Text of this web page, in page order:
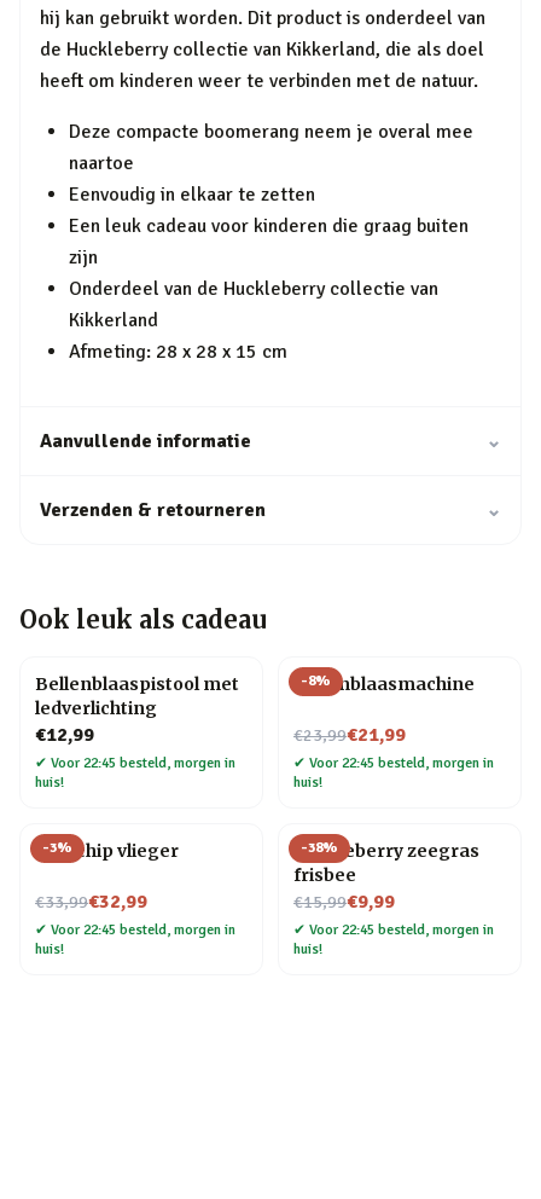
hij kan gebruikt worden. Dit product is onderdeel van
de Huckleberry collectie van Kikkerland, die als doel
heeft om kinderen weer te verbinden met de natuur.
Deze compacte boomerang neem je overal mee
naartoe
Eenvoudig in elkaar te zetten
Een leuk cadeau voor kinderen die graag buiten
zijn
Onderdeel van de Huckleberry collectie van
Kikkerland
Afmeting: 28 x 28 x 15 cm
Aanvullende informatie ⌄
Verzenden & retourneren ⌄
Ook leuk als cadeau
Bellenblaaspistool met
ledverlichting
€12,99
✔ Voor 22:45 besteld, morgen in
huis!
-8%
Bellenblaasmachine
€23,99
Nu voor€21,99
✔ Voor 22:45 besteld, morgen in
huis!
-3%
Zeilschip vlieger
€33,99
Nu voor€32,99
✔ Voor 22:45 besteld, morgen in
huis!
-38%
Huckleberry zeegras
frisbee
€15,99
Nu voor€9,99
✔ Voor 22:45 besteld, morgen in
huis!